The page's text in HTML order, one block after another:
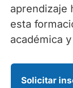
aprendizaje
esta
académica
Solicitar